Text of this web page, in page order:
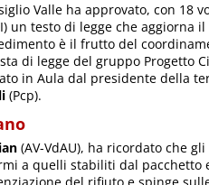
Valle ha approvato, con 18
un testo di legge che
è il frutto del
di legge del gruppo Progetto
in Aula dal presidente della
(Pcp).
(AV-VdAU), ha ricordato che
a quelli stabiliti dal pacchetto